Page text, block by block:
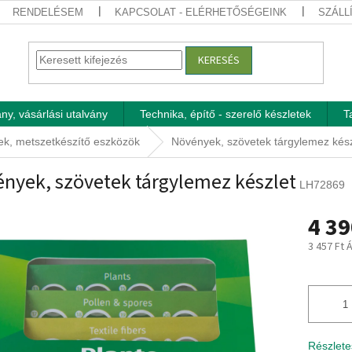
RENDELÉSEM KAPCSOLAT - ELÉRHETŐSÉGEINK
KERESÉS
vásárlási utalvány Technika, építő - szerelő készletek
metszetkészítő eszközök Növények, szövetek tárgylemez
szövetek tárgylemez készlet LH72869
4
3 457 Ft